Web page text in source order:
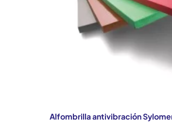
Alfombrilla antivibración